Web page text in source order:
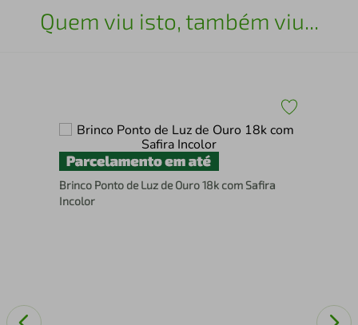
Quem viu isto, também viu...
Brinco Ponto de Luz de Ouro 18k com Safira
Incolor